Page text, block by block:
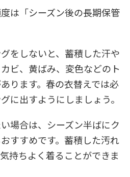
は「シーズン後の長期保管
をしないと、蓄積した汗や
ビ、黄ばみ、変色などのト
ります。春の衣替えでは必
に出すようにしましょう。
場合は、シーズン半ばにク
すすめです。蓄積した汚れ
持ちよく着ることができま